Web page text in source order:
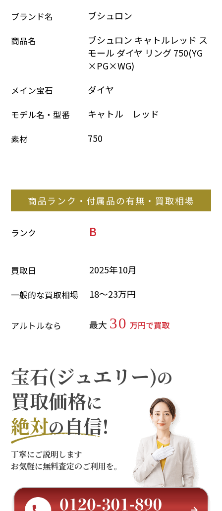
ブランド名 ブシュロン
商品名
ブシュロン キャトルレッド ス
モール ダイヤ リング 750(YG
×PG×WG)
メイン宝石 ダイヤ
モデル名・型番 キャトル　レッド
素材 750
商品ランク・付属品の有無・買取相場
ランク B
買取日 2025年10月
一般的な買取相場 18～23万円
アルトルなら 最大 30 万円で買取
宝石(ジュエリー)の
買取価格に
絶対の自信!
丁寧にご説明します
お気軽に無料査定のご利用を。